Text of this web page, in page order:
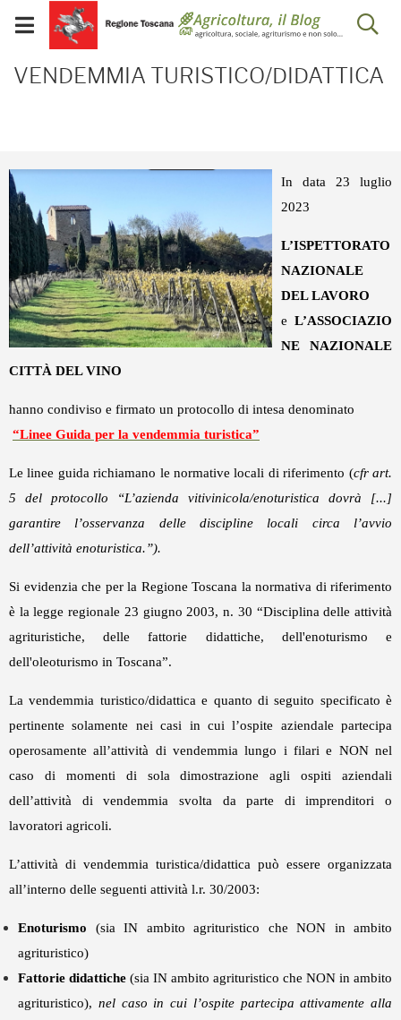
Skip to Main Content
Visualizza/chiudi
menu
mobile
VENDEMMIA
VENDEMMIA TURISTICO/DIDATTICA
In data 23 luglio
2023
L’ISPETTORATO
NAZIONALE
DEL LAVORO
e L’ASSOCIAZIO
NE NAZIONALE
CITTÀ DEL VINO
hanno condiviso e firmato un protocollo di intesa denominato
“Linee Guida per la vendemmia turistica”
Le linee guida richiamano le normative locali di riferimento (cfr art.
5 del protocollo “L’azienda vitivinicola/enoturistica dovrà [...]
garantire l’osservanza delle discipline locali circa l’avvio
dell’attività enoturistica.”).
Si evidenzia che per la Regione Toscana la normativa di riferimento
è la legge regionale 23 giugno 2003, n. 30 “Disciplina delle attività
agrituristiche, delle fattorie didattiche, dell'enoturismo e
dell'oleoturismo in Toscana”.
La vendemmia turistico/didattica e quanto di seguito specificato è
pertinente solamente nei casi in cui l’ospite aziendale partecipa
operosamente all’attività di vendemmia lungo i filari e NON nel
caso di momenti di sola dimostrazione agli ospiti aziendali
dell’attività di vendemmia svolta da parte di imprenditori o
lavoratori agricoli.
L’attività di vendemmia turistica/didattica può essere organizzata
all’interno delle seguenti attività l.r. 30/2003:
Enoturismo (sia IN ambito agrituristico che NON in ambito
agrituristico)
Fattorie didattiche (sia IN ambito agrituristico che NON in ambito
agrituristico), nel caso in cui l’ospite partecipa attivamente alla